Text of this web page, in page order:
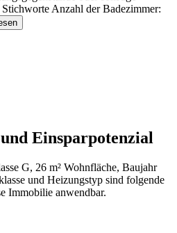
Anzahl der Badezimmer:
Einsparpotenzial
G, 26 m² Wohnfläche, Baujahr
und Heizungstyp sind folgende
Immobilie anwendbar.